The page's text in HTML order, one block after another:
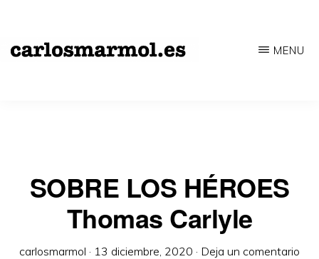
contenido
'underground'
'avant-
MENU
SOBRE LOS HÉROES
Thomas Carlyle
carlosmarmol · 13 diciembre, 2020 · Deja un comentario